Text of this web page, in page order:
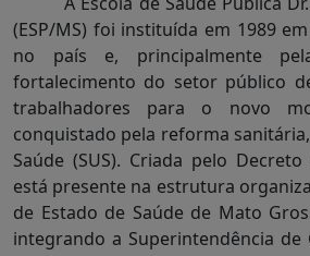
(ESP/MS) foi instituída em 1989
no país e, principalmente
fortalecimento do setor público
trabalhadores para o novo
conquistado pela reforma
Saúde (SUS). Criada pelo Decreto
está presente na estrutura
de Estado de Saúde de Mato
integrando a Superintendência de